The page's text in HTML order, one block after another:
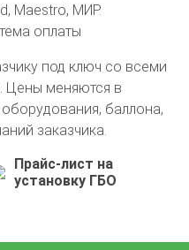
Maestro, МИР.
оплаты
под ключ со всеми
Цены меняются в
баллона,
заказчика.
Прайс-лист на
установку ГБО